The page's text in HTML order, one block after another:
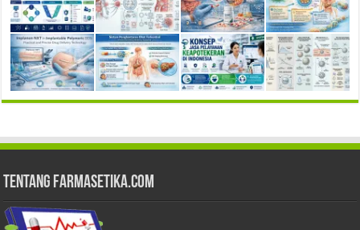
Tentang Farmasetika.com